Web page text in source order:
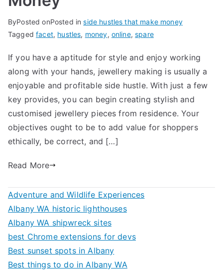
ByPosted onPosted inside hustles that make money
Taggedfacet, hustles, money, online,spare
If you have a aptitude for style and enjoy working
along with your hands, jewellery making is usually a
enjoyable and profitable side hustle. With just a few
key provides, you can begin creating stylish and
customised jewellery pieces from residence. Your
objectives ought to be to add value for shoppers
ethically, be correct, and […]
Read More
Adventure and Wildlife Experiences
Albany WA historic lighthouses
Albany WA shipwreck sites
best Chrome extensions for devs
Best sunset spots in Albany
Best things to do in Albany WA